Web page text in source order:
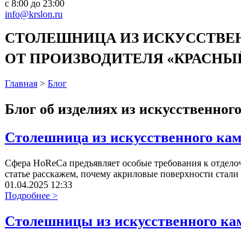
с 8:00 до 23:00
info@krslon.ru
СТОЛЕШНИЦА ИЗ
ОТ ПРОИЗВОДИТЕЛЯ
Главная > Блог
Блог об изделиях из
Столешница из искусственного
Сфера HoReCa предъявляет особые требования к
статье расскажем, почему акриловые поверхности
01.04.2025 12:33
Подробнее >
Столешницы из искусственного